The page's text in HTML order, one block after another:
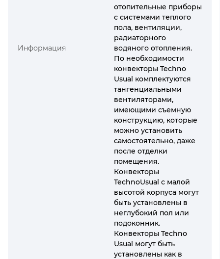
Информация
отопительные приборы
с системами теплого
пола, вентиляции,
радиаторного
водяного отопления.
По необходимости
конвекторы Techno
Usual комплектуются
тангенциальными
вентиляторами,
имеющими съемную
конструкцию, которые
можно установить
самостоятельно, даже
после отделки
помещения.
Конвекторы
TechnoUsual с малой
высотой корпуса могут
быть установлены в
неглубокий пол или
подоконник.
Конвекторы Techno
Usual могут быть
установлены как в